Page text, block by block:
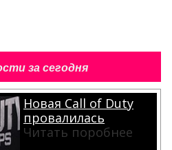
за сегодня
Новая Call of Duty
провалилась
Читать поробнее